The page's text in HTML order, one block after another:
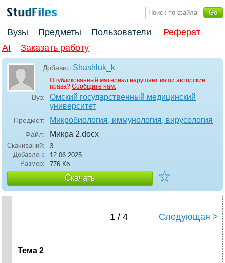
Вузы Предметы Пользователи
Реферат
AI
Заказать работу
Добавил:Shashluk_k
Опубликованный материал нарушает ваши авторские
права? Сообщите нам.
Вуз:
Омский государственный медицинский
университет
Предмет: Микробиология, иммунология, вирусология
Файл: Микра 2.docx
Скачиваний:
3
Добавлен:
12.06.2025
Размер:
776 Кб
Скачать ☆
1 / 4 Следующая >
Тема 2